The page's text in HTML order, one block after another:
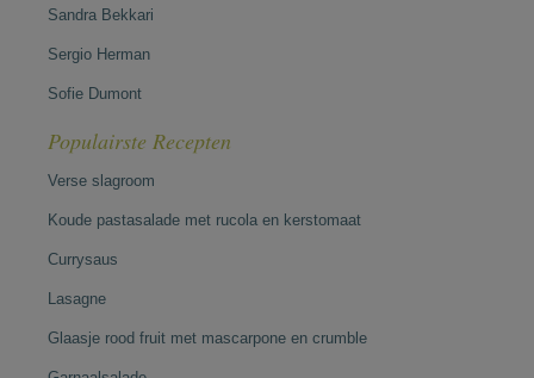
Sandra Bekkari
Sergio Herman
Sofie Dumont
Populairste Recepten
Verse slagroom
Koude pastasalade met rucola en kerstomaat
Currysaus
Lasagne
Glaasje rood fruit met mascarpone en crumble